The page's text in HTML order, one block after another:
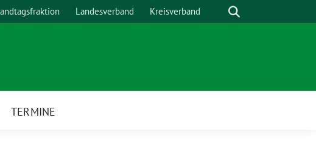
Landesverband Kreisverband Suche
TERMINE